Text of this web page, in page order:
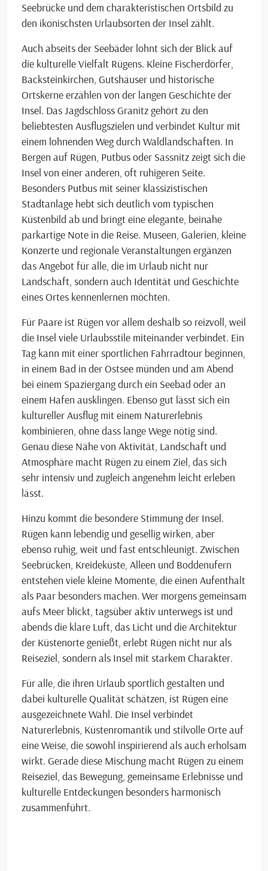
Seebrücke und dem charakteristischen Ortsbild zu
den ikonischsten Urlaubsorten der Insel zählt.
Auch abseits der Seebäder lohnt sich der Blick auf
die kulturelle Vielfalt Rügens. Kleine Fischerdörfer,
Backsteinkirchen, Gutshäuser und historische
Ortskerne erzählen von der langen Geschichte der
Insel. Das Jagdschloss Granitz gehört zu den
beliebtesten Ausflugszielen und verbindet Kultur mit
einem lohnenden Weg durch Waldlandschaften. In
Bergen auf Rügen, Putbus oder Sassnitz zeigt sich die
Insel von einer anderen, oft ruhigeren Seite.
Besonders Putbus mit seiner klassizistischen
Stadtanlage hebt sich deutlich vom typischen
Küstenbild ab und bringt eine elegante, beinahe
parkartige Note in die Reise. Museen, Galerien, kleine
Konzerte und regionale Veranstaltungen ergänzen
das Angebot für alle, die im Urlaub nicht nur
Landschaft, sondern auch Identität und Geschichte
eines Ortes kennenlernen möchten.
Für Paare ist Rügen vor allem deshalb so reizvoll, weil
die Insel viele Urlaubsstile miteinander verbindet. Ein
Tag kann mit einer sportlichen Fahrradtour beginnen,
in einem Bad in der Ostsee münden und am Abend
bei einem Spaziergang durch ein Seebad oder an
einem Hafen ausklingen. Ebenso gut lässt sich ein
kultureller Ausflug mit einem Naturerlebnis
kombinieren, ohne dass lange Wege nötig sind.
Genau diese Nähe von Aktivität, Landschaft und
Atmosphäre macht Rügen zu einem Ziel, das sich
sehr intensiv und zugleich angenehm leicht erleben
lässt.
Hinzu kommt die besondere Stimmung der Insel.
Rügen kann lebendig und gesellig wirken, aber
ebenso ruhig, weit und fast entschleunigt. Zwischen
Seebrücken, Kreideküste, Alleen und Boddenufern
entstehen viele kleine Momente, die einen Aufenthalt
als Paar besonders machen. Wer morgens gemeinsam
aufs Meer blickt, tagsüber aktiv unterwegs ist und
abends die klare Luft, das Licht und die Architektur
der Küstenorte genießt, erlebt Rügen nicht nur als
Reiseziel, sondern als Insel mit starkem Charakter.
Für alle, die ihren Urlaub sportlich gestalten und
dabei kulturelle Qualität schätzen, ist Rügen eine
ausgezeichnete Wahl. Die Insel verbindet
Naturerlebnis, Küstenromantik und stilvolle Orte auf
eine Weise, die sowohl inspirierend als auch erholsam
wirkt. Gerade diese Mischung macht Rügen zu einem
Reiseziel, das Bewegung, gemeinsame Erlebnisse und
kulturelle Entdeckungen besonders harmonisch
zusammenführt.